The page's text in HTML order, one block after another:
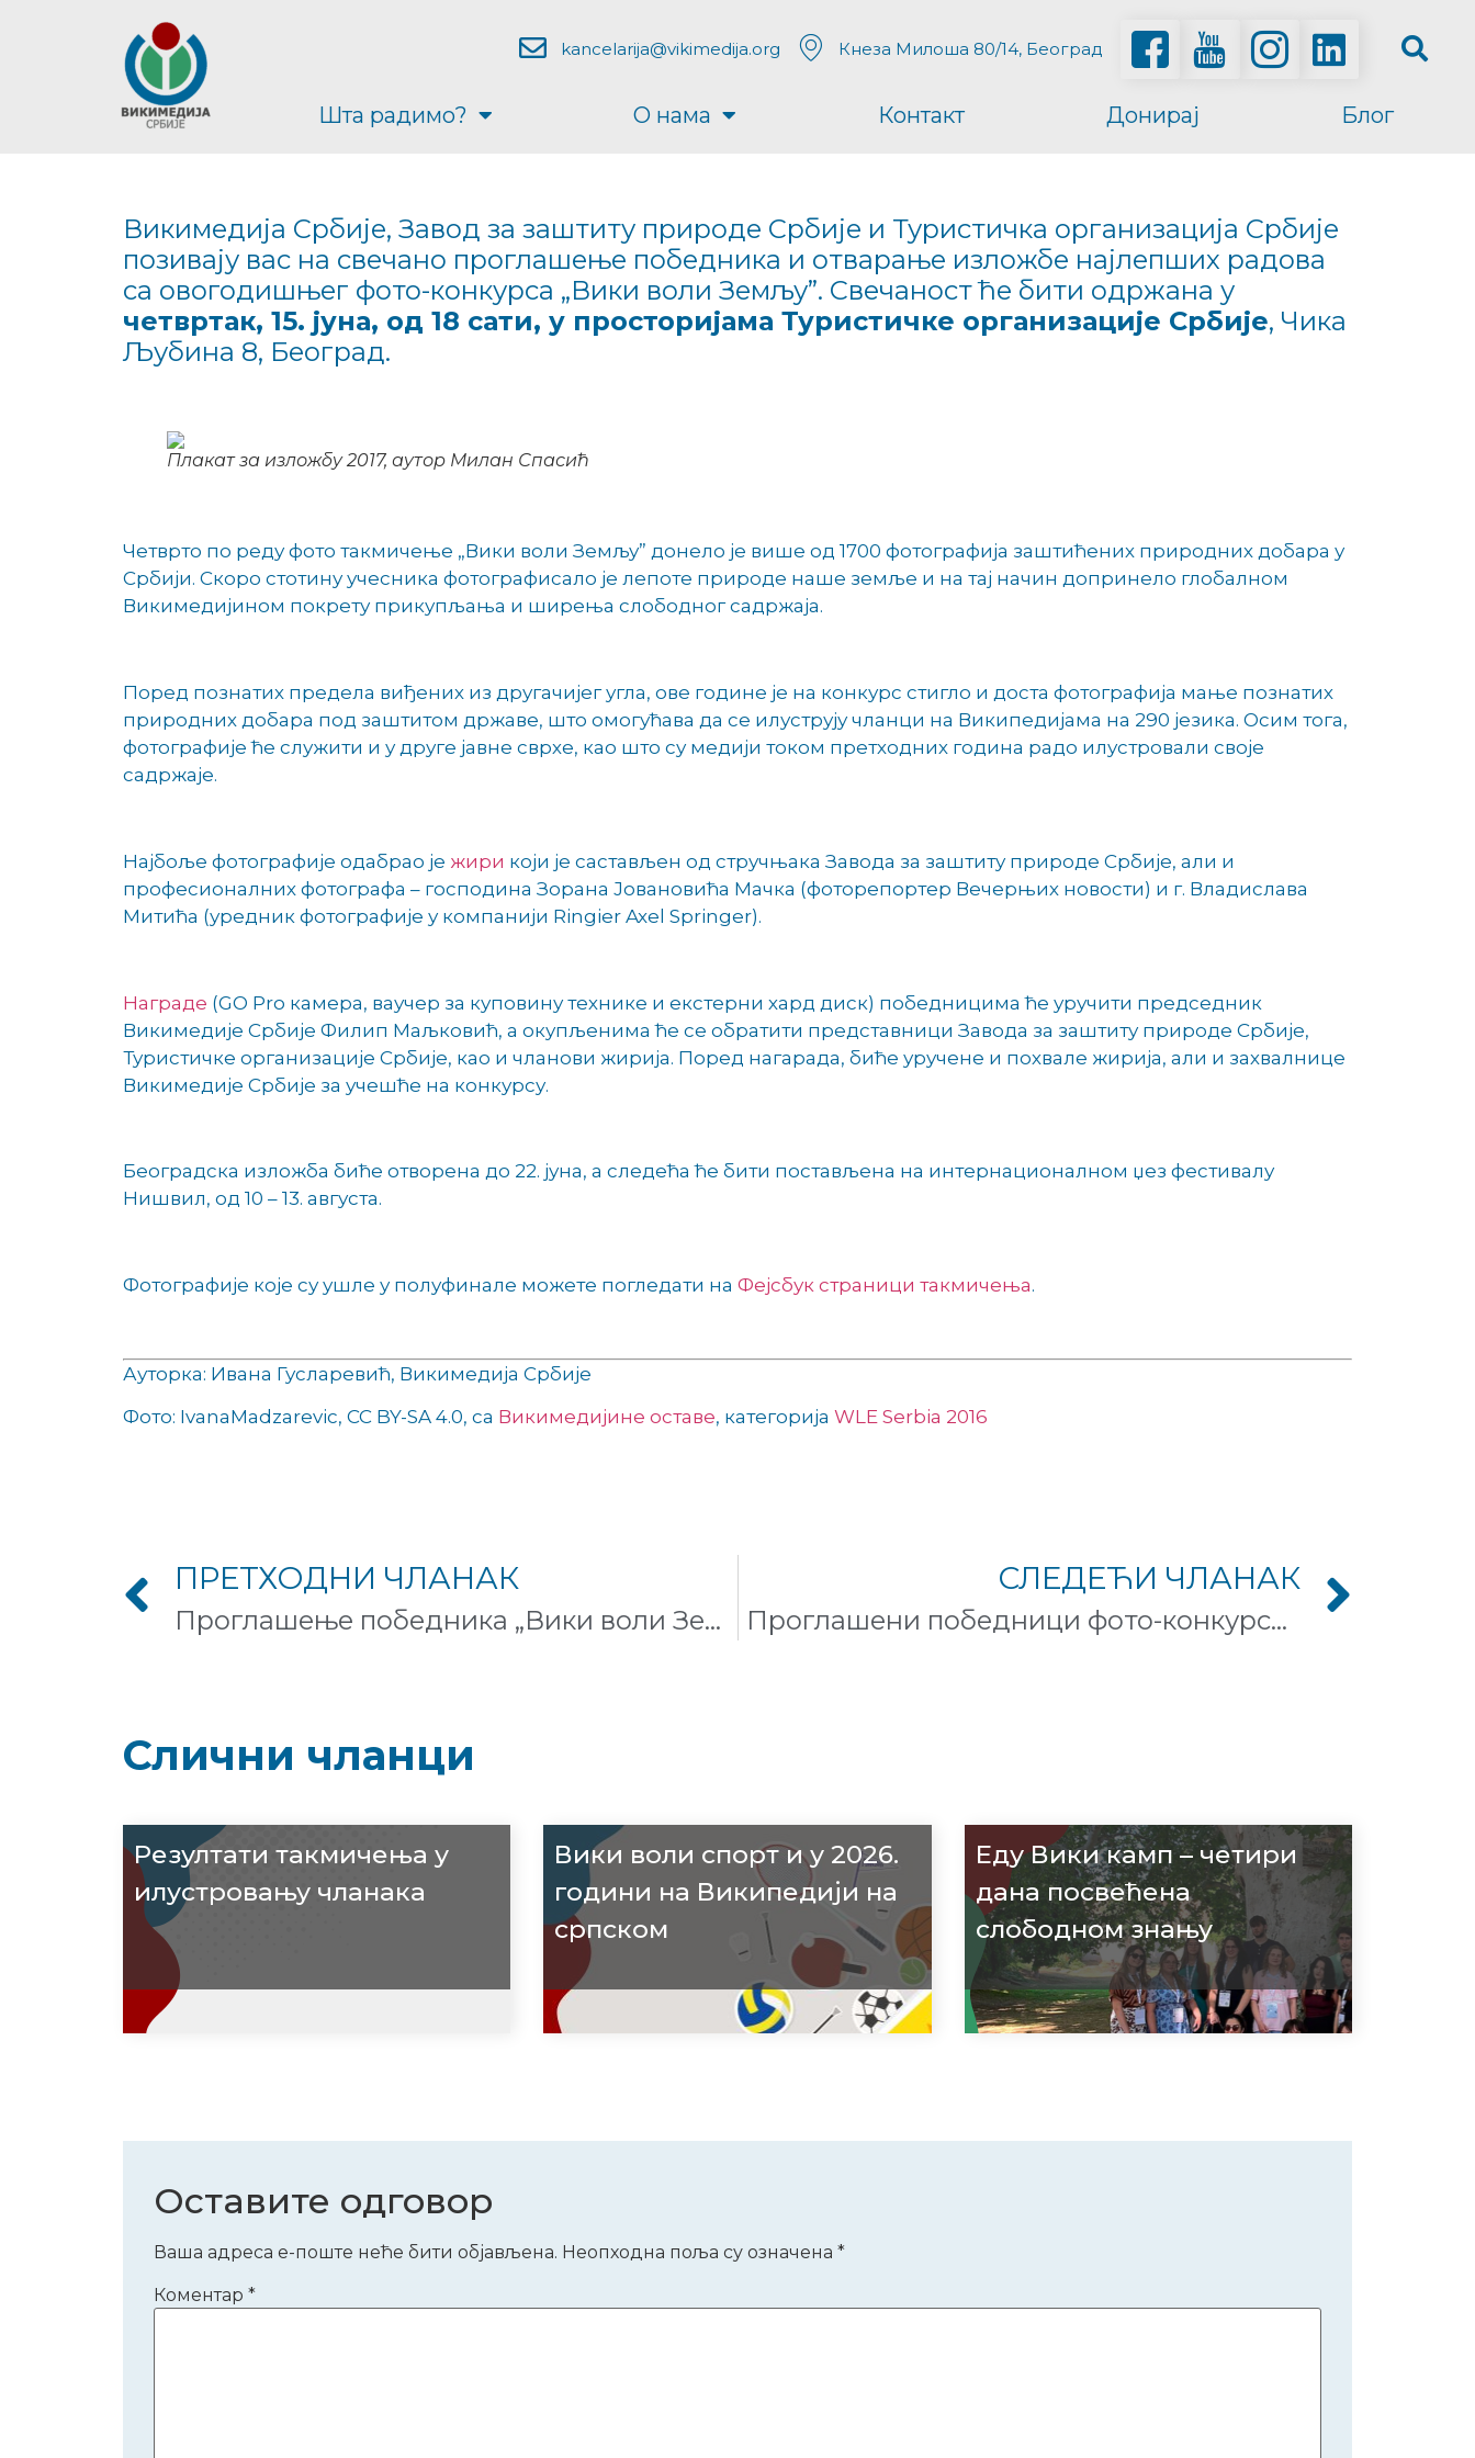
kancelarija@vikimedija.org Кнеза Милоша 80/14, Београд
Шта радимо? О нама Контакт Донирај Блог
Викимедија Србије, Завод за заштиту природе Србије и Туристичка организација Србије
позивају вас на свечано проглашење победника и отварање изложбе најлепших радова
са овогодишњег фото-конкурса „Вики воли Земљу”. Свечаност ће бити одржана у
четвртак, 15. јуна, од 18 сати, у просторијама Туристичке организације Србије, Чика
Љубина 8, Београд.
Плакат за изложбу 2017, аутор Милан Спасић
Четврто по реду фото такмичење „Вики воли Земљу” донело је више од 1700 фотографија заштићених природних добара у
Србији. Скоро стотину учесника фотографисало је лепоте природе наше земље и на тај начин допринело глобалном
Викимедијином покрету прикупљања и ширења слободног садржаја.
Поред познатих предела виђених из другачијег угла, ове године је на конкурс стигло и доста фотографија мање познатих
природних добара под заштитом државе, што омогућава да се илуструју чланци на Википедијама на 290 језика. Осим тога,
фотографије ће служити и у друге јавне сврхе, као што су медији током претходних година радо илустровали своје
садржаје.
Најбоље фотографије одабрао је жири који је састављен од стручњака Завода за заштиту природе Србије, али и
професионалних фотографа – господина Зорана Јовановића Мачка (фоторепортер Вечерњих новости) и г. Владислава
Митића (уредник фотографије у компанији Ringier Axel Springer).
Награде (GO Pro камера, ваучер за куповину технике и екстерни хард диск) победницима ће уручити председник
Викимедије Србије Филип Маљковић, а окупљенима ће се обратити представници Завода за заштиту природе Србије,
Туристичке организације Србије, као и чланови жирија. Поред нагарада, биће уручене и похвале жирија, али и захвалнице
Викимедије Србије за учешће на конкурсу.
Београдска изложба биће отворена до 22. јуна, а следећа ће бити постављена на интернационалном џез фестивалу
Нишвил, од 10 – 13. августа.
Фотографије које су ушле у полуфинале можете погледати на Фејсбук страници такмичења.
Ауторка: Ивана Гусларевић, Викимедија Србије
Фото: IvanaMadzarevic, CC BY-SA 4.0, са Викимедијине оставе, категорија WLE Serbia 2016
ПРЕТХОДНИ ЧЛАНАК
Проглашење победника „Вики воли Земљу 2017“
СЛЕДЕЋИ ЧЛАНАК
Проглашени победници фото-конкурса „Вики воли Земљу 2017“ – Врело Грза Маје Стошић најлепша фотографија природе Србије
Слични чланци
Резултати такмичења у
илустровању чланака
Вики воли спорт и у 2026.
години на Википедији на
српском
Еду Вики камп – четири
дана посвећена
слободном знању
Оставите одговор
Ваша адреса е-поште неће бити објављена. Неопходна поља су означена *
Коментар *